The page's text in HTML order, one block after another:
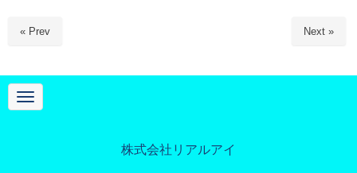
« Prev Next »
N
a
株式会社リアルアイ